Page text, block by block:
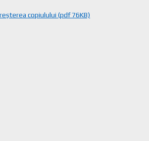
copiulului (pdf 76KB)